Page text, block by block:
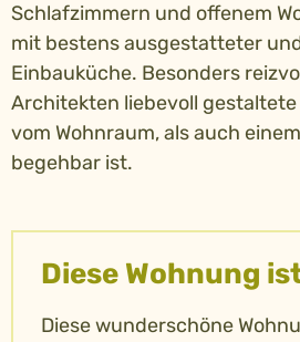
Schlafzimmern und offenem
mit bestens ausgestatteter
Einbauküche. Besonders
Architekten liebevoll gestaltete
vom Wohnraum, als auch
begehbar ist.
Diese Wohnung
Diese wunderschöne